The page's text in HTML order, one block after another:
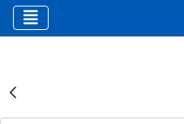
Risultati